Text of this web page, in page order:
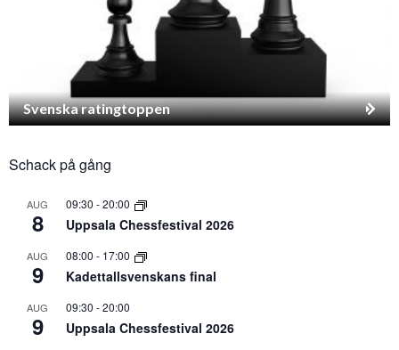
Svenska ratingtoppen
Schack på gång
AUG
8
09:30 -20:00
Uppsala Chessfestival 2026
AUG
9
08:00 - 17:00
Kadettallsvenskans final
AUG
9
09:30 -20:00
Uppsala Chessfestival 2026